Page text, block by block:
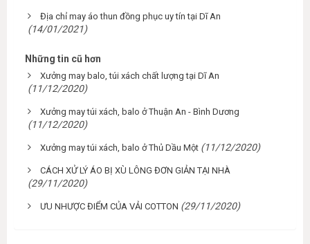
Địa chỉ may áo thun đồng phục uy tín tại Dĩ An
(14/01/2021)
Những tin cũ hơn
Xưởng may balo, túi xách chất lượng tại Dĩ An
(11/12/2020)
Xưởng may túi xách, balo ở Thuận An - Bình Dương
(11/12/2020)
Xưởng may túi xách, balo ở Thủ Dầu Một (11/12/2020)
CÁCH XỬ LÝ ÁO BỊ XÙ LÔNG ĐƠN GIẢN TẠI NHÀ
(29/11/2020)
ƯU NHƯỢC ĐIỂM CỦA VẢI COTTON (29/11/2020)